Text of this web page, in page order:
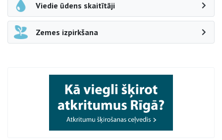
Viedie ūdens skaitītāji
Zemes izpirkšana